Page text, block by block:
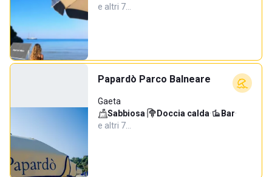
e altri 7…
Papardò Parco Balneare
Gaeta
Sabbiosa· Doccia calda· Bar·
e altri 7…